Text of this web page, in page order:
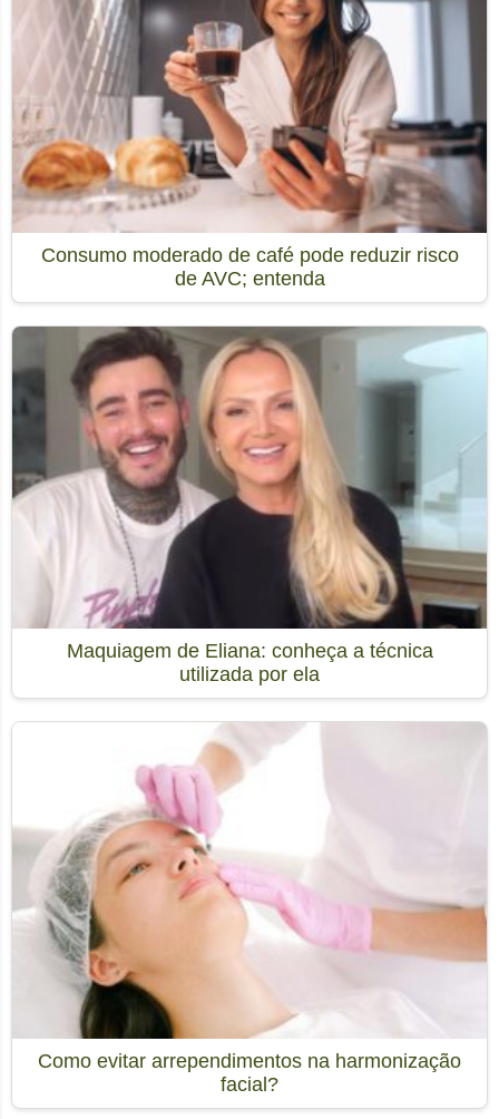
Consumo moderado de café pode reduzir risco
de AVC; entenda
Maquiagem de Eliana: conheça a técnica
utilizada por ela
Como evitar arrependimentos na harmonização
facial?